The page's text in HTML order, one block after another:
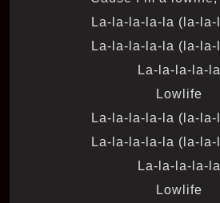
La-la-la-la-la (la-
La-la-la-la-la (la-
La-la-la-la-la
Lowlife
La-la-la-la-la (la-
La-la-la-la-la (la-
La-la-la-la-la
Lowlife